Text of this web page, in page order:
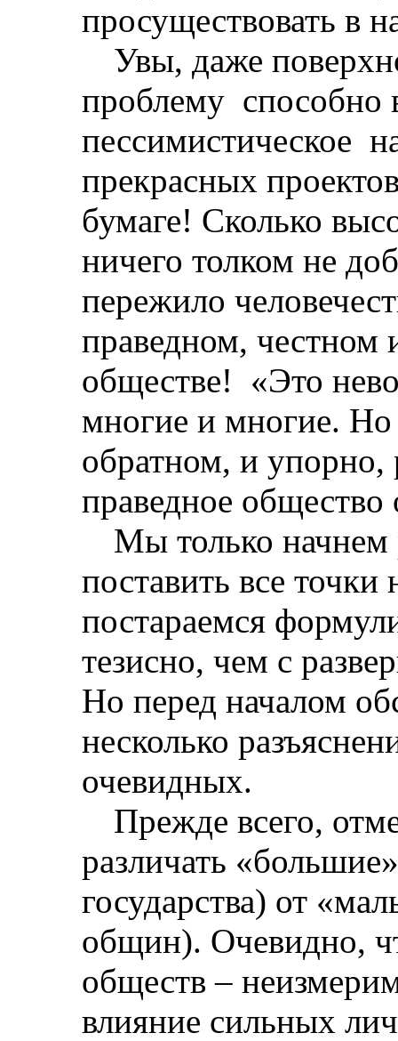
просуществовать в
Увы, даже
проблему способно
пессимистическое
прекрасных
бумаге! Сколько
ничего толком не
пережило
праведном, честном
обществе!
«Это
многие и многие. Но
обратном, и упорно,
праведное общество
Мы только начнем
поставить все точки
постараемся
тезисно, чем с
Но перед началом
несколько
очевидных.
Прежде всего,
различать «большие»
государства) от
общин). Очевидно,
обществ –
влияние сильных